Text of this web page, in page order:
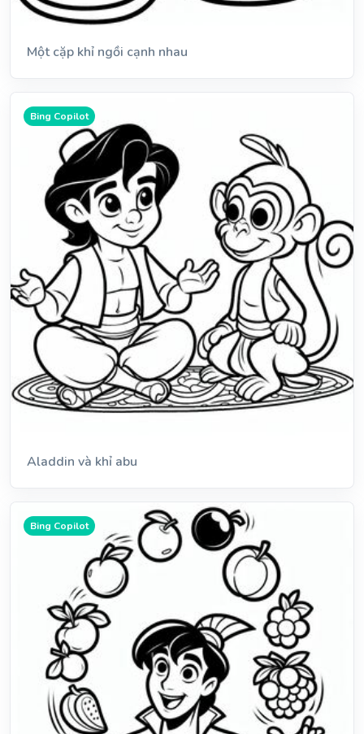
Một cặp khỉ ngồi cạnh nhau
Bing Copilot
Aladdin và khỉ abu
Bing Copilot